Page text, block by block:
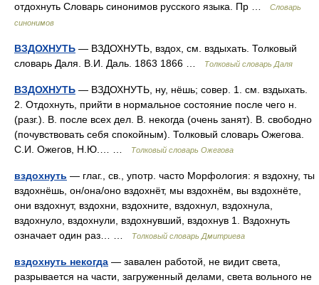
отдохнуть Словарь синонимов русского языка. Пр …
Словарь
синонимов
ВЗДОХНУТЬ — ВЗДОХНУТЬ, вздох, см. вздыхать. Толковый
словарь Даля. В.И. Даль. 1863 1866 …
Толковый словарь Даля
ВЗДОХНУТЬ — ВЗДОХНУТЬ, ну, нёшь; совер. 1. см. вздыхать.
2. Отдохнуть, прийти в нормальное состояние после чего н.
(разг.). В. после всех дел. В. некогда (очень занят). В. свободно
(почувствовать себя спокойным). Толковый словарь Ожегова.
С.И. Ожегов, Н.Ю.… …
Толковый словарь Ожегова
вздохнуть — глаг., св., употр. часто Морфология: я вздохну, ты
вздохнёшь, он/она/оно вздохнёт, мы вздохнём, вы вздохнёте,
они вздохнут, вздохни, вздохните, вздохнул, вздохнула,
вздохнуло, вздохнули, вздохнувший, вздохнув 1. Вздохнуть
означает один раз… …
Толковый словарь Дмитриева
вздохнуть некогда — завален работой, не видит света,
разрывается на части, загруженный делами, света вольного не